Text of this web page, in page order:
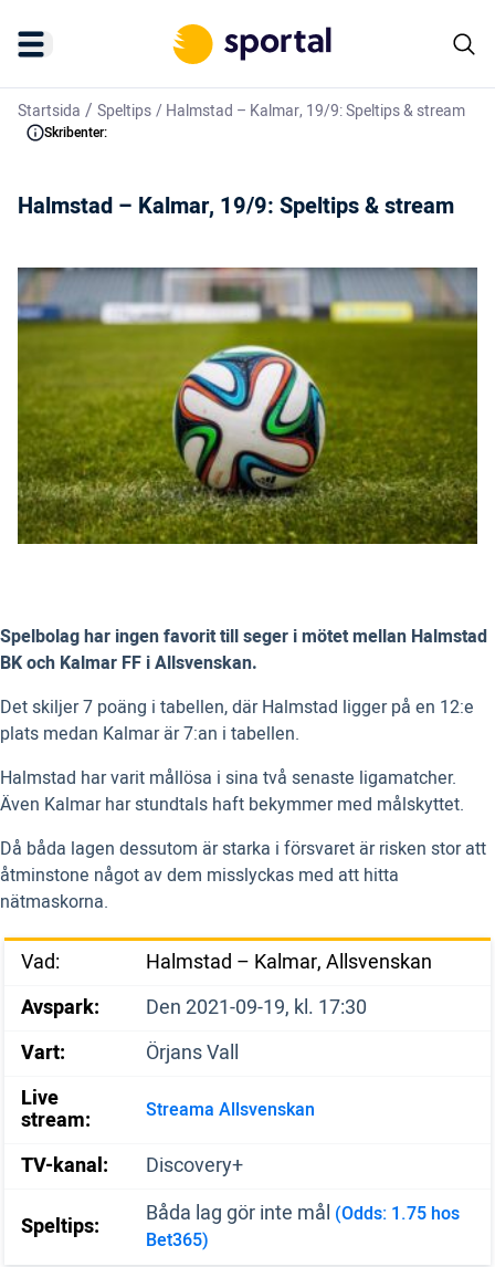
Startsida / Speltips/Halmstad – Kalmar, 19/9: Speltips & stream
Skribenter:
Halmstad – Kalmar, 19/9: Speltips & stream
Spelbolag har ingen favorit till seger i mötet mellan Halmstad
BK och Kalmar FF i Allsvenskan.
Det skiljer 7 poäng i tabellen, där Halmstad ligger på en 12:e
plats medan Kalmar är 7:an i tabellen.
Halmstad har varit mållösa i sina två senaste ligamatcher.
Även Kalmar har stundtals haft bekymmer med målskyttet.
Då båda lagen dessutom är starka i försvaret är risken stor att
åtminstone något av dem misslyckas med att hitta
nätmaskorna.
Vad:
Halmstad – Kalmar, Allsvenskan
Avspark:
Den 2021-09-19, kl. 17:30
Vart:
Örjans Vall
Live
stream: Streama Allsvenskan
TV-kanal: Discovery+
Speltips: Båda lag gör inte mål (Odds: 1.75 hos
Bet365)